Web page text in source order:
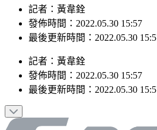
發佈時間：2022.05.30 15:57
最後更新時間：2022.05.30 15:57
發佈時間：2022.05.30 15:57
最後更新時間：2022.05.30 15:57